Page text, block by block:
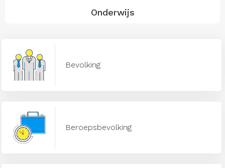
Onderwijs
Bevolking
Beroepsbevolking